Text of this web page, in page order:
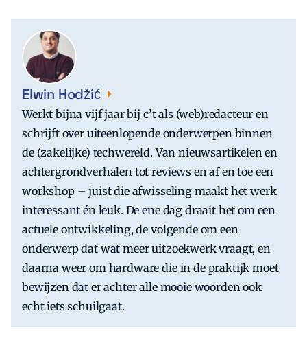
Elwin Hodžić
Werkt bijna vijf jaar bij c’t als (web)redacteur en
schrijft over uiteenlopende onderwerpen binnen
de (zakelijke) techwereld. Van nieuwsartikelen en
achtergrondverhalen tot reviews en af en toe een
workshop – juist die afwisseling maakt het werk
interessant én leuk. De ene dag draait het om een
actuele ontwikkeling, de volgende om een
onderwerp dat wat meer uitzoekwerk vraagt, en
daarna weer om hardware die in de praktijk moet
bewijzen dat er achter alle mooie woorden ook
echt iets schuilgaat.